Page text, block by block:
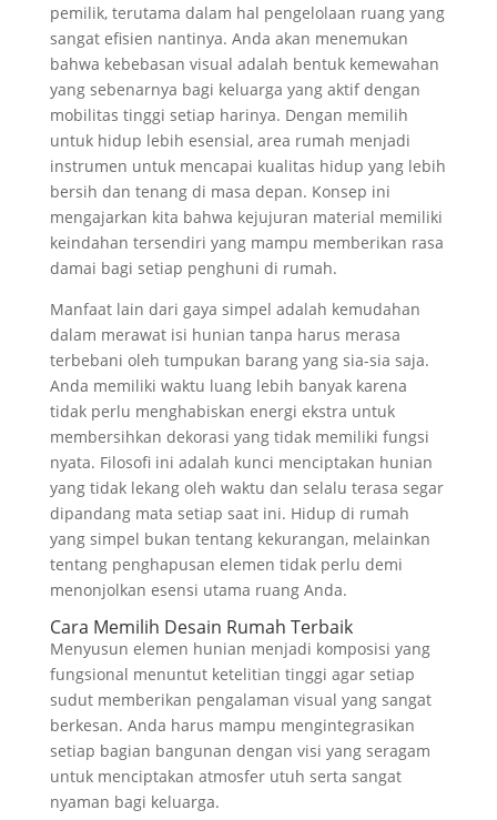
pemilik, terutama dalam hal pengelolaan ruang yang
sangat efisien nantinya. Anda akan menemukan
bahwa kebebasan visual adalah bentuk kemewahan
yang sebenarnya bagi keluarga yang aktif dengan
mobilitas tinggi setiap harinya. Dengan memilih
untuk hidup lebih esensial, area rumah menjadi
instrumen untuk mencapai kualitas hidup yang lebih
bersih dan tenang di masa depan. Konsep ini
mengajarkan kita bahwa kejujuran material memiliki
keindahan tersendiri yang mampu memberikan rasa
damai bagi setiap penghuni di rumah.
Manfaat lain dari gaya simpel adalah kemudahan
dalam merawat isi hunian tanpa harus merasa
terbebani oleh tumpukan barang yang sia-sia saja.
Anda memiliki waktu luang lebih banyak karena
tidak perlu menghabiskan energi ekstra untuk
membersihkan dekorasi yang tidak memiliki fungsi
nyata. Filosofi ini adalah kunci menciptakan hunian
yang tidak lekang oleh waktu dan selalu terasa segar
dipandang mata setiap saat ini. Hidup di rumah
yang simpel bukan tentang kekurangan, melainkan
tentang penghapusan elemen tidak perlu demi
menonjolkan esensi utama ruang Anda.
Cara Memilih Desain Rumah Terbaik
Menyusun elemen hunian menjadi komposisi yang
fungsional menuntut ketelitian tinggi agar setiap
sudut memberikan pengalaman visual yang sangat
berkesan. Anda harus mampu mengintegrasikan
setiap bagian bangunan dengan visi yang seragam
untuk menciptakan atmosfer utuh serta sangat
nyaman bagi keluarga.